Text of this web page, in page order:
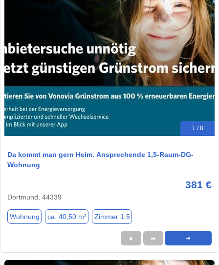
1 / 8
Da kommt man gern Heim. Ansprechende 1,5-Raum-DG-
Wohnung
381 €
Dortmund, 44339
Wohnung ca. 40,50 m² Zimmer 1.5
★ ➦ ➜